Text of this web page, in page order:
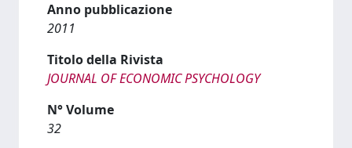
Anno pubblicazione
2011
Titolo della Rivista
JOURNAL OF ECONOMIC PSYCHOLOGY
N° Volume
32